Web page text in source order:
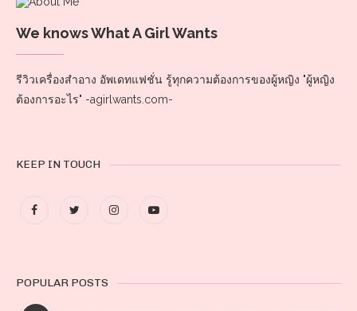
We knows What A Girl Wants
รีวิวเครื่องสำอาง อัพเดทแฟชั่น รู้ทุกความต้องการของผู้หญิง "ผู้หญิง
ต้องการอะไร" -agirlwants.com-
KEEP IN TOUCH
POPULAR POSTS